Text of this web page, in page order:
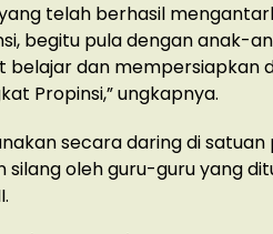
telah berhasil
begitu pula dengan anak-
dan mempersiapkan
Propinsi,” ungkapnya.
secara daring di
oleh guru-guru yang